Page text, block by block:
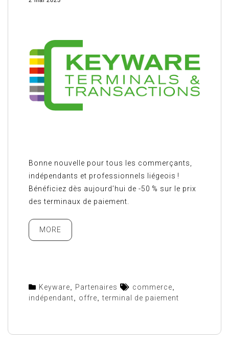
Bonne nouvelle pour tous les commerçants,
indépendants et professionnels liégeois !
Bénéficiez dès aujourd’hui de -50 % sur le prix
des terminaux de paiement.
MORE
Keyware, Partenaires commerce,
indépendant, offre,terminal de paiement